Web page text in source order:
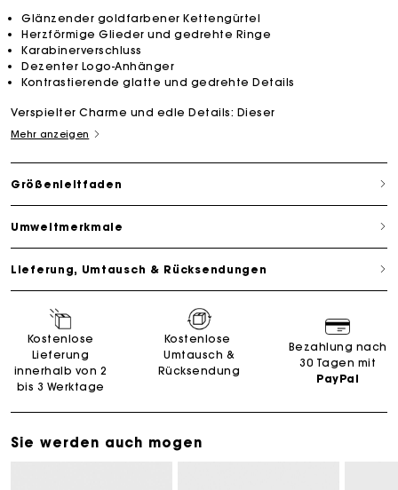
Glänzender goldfarbener Kettengürtel
Herzförmige Glieder und gedrehte Ringe
Karabinerverschluss
Dezenter Logo-Anhänger
Kontrastierende glatte und gedrehte Details
Verspielter Charme und edle Details: Dieser
Mehr anzeigen
Größenleitfaden
Umweltmerkmale
Lieferung, Umtausch & Rücksendungen
Kostenlose
Lieferung
innerhalb von 2
bis 3 Werktage
Kostenlose
Umtausch &
Rücksendung
Bezahlung nach
30 Tagen mit
PayPal
Sie werden auch mogen